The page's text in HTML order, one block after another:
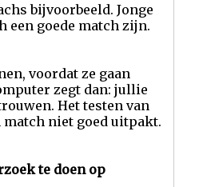
bijvoorbeeld. Jonge
een goede match zijn.
voordat ze gaan
zegt dan: jullie
Het testen van
match niet goed uitpakt.
te doen op